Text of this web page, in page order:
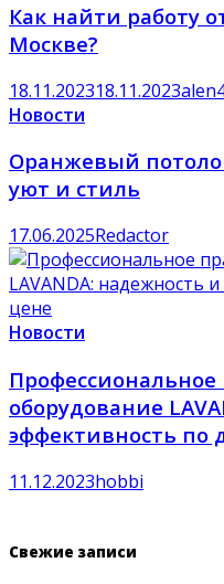
Как найти работу
Москве?
18.11.202318.11.2023
Новости
Оранжевый
уют и стиль
17.06.2025Redactor
Новости
Профессиональное
оборудование
эффективность по
11.12.2023hobbi
Свежие записи